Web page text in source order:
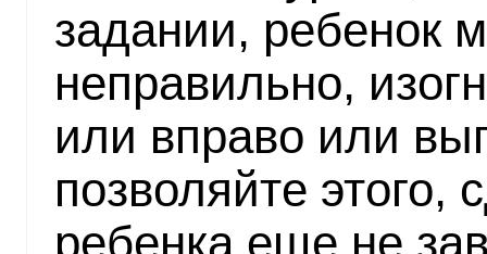
задании, ребенок
неправильно,
или вправо или
позволяйте этого,
ребенка еще не